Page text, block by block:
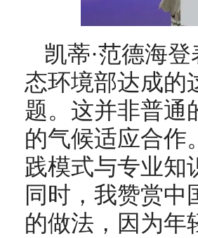
凯蒂·范德海
态环境部达成的
题。这并非普通
的气候适应合作
践模式与专业知
同时，我赞赏中
的做法，因为年